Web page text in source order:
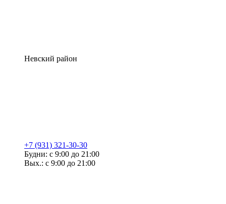
Невский район
+7 (931) 321-30-30
Будни: с 9:00 до 21:00
Вых.: с 9:00 до 21:00